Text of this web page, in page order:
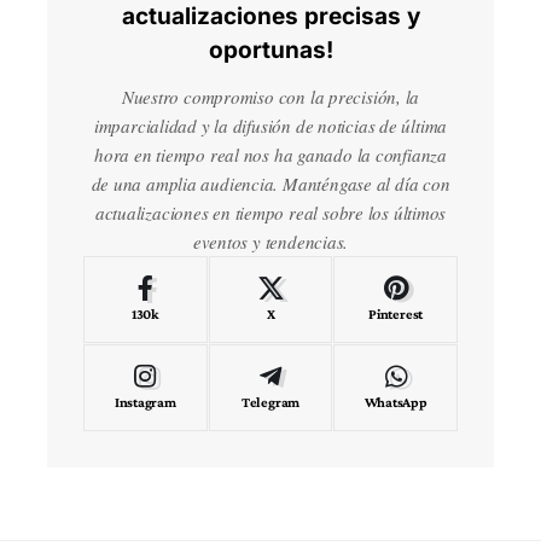
actualizaciones precisas y
oportunas!
Nuestro compromiso con la precisión, la
imparcialidad y la difusión de noticias de última
hora en tiempo real nos ha ganado la confianza
de una amplia audiencia. Manténgase al día con
actualizaciones en tiempo real sobre los últimos
eventos y tendencias.
130k X Pinterest
Instagram Telegram WhatsApp